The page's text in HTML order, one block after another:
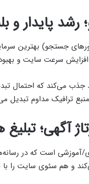
جستجو) بهترین
سرعت سایت و بهبود
جذب می‌کند که احتمال
منبع ترافیک مداوم
آموزشی است که در
و هم سئوی سایت را